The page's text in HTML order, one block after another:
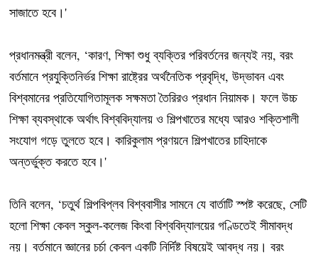
সাজাতে হবে।'
প্রধানমন্ত্রী বলেন, ‘কারণ, শিক্ষা শুধু ব্যক্তির পরিবর্তনের জন্যই নয়, বরং
বর্তমানে প্রযুক্তিনির্ভর শিক্ষা রাষ্ট্রের অর্থনৈতিক প্রবৃদ্ধি, উদ্ভাবন এবং
বিশ্বমানের প্রতিযোগিতামূলক সক্ষমতা তৈরিরও প্রধান নিয়ামক। ফলে উচ্চ
শিক্ষা ব্যবস্থাকে অর্থাৎ বিশ্ববিদ্যালয় ও শিল্পখাতের মধ্যে আরও শক্তিশালী
সংযোগ গড়ে তুলতে হবে। কারিকুলাম প্রণয়নে শিল্পখাতের চাহিদাকে
অন্তর্ভুক্ত করতে হবে।'
তিনি বলেন, ‘চতুর্থ শিল্পবিপ্লব বিশ্ববাসীর সামনে যে বার্তাটি স্পষ্ট করেছে, সেটি
হলো শিক্ষা কেবল স্কুল-কলেজ কিংবা বিশ্ববিদ্যালয়ের গণ্ডিতেই সীমাবদ্ধ
নয়। বর্তমানে জ্ঞানের চর্চা কেবল একটি নির্দিষ্ট বিষয়েই আবদ্ধ নয়। বরং